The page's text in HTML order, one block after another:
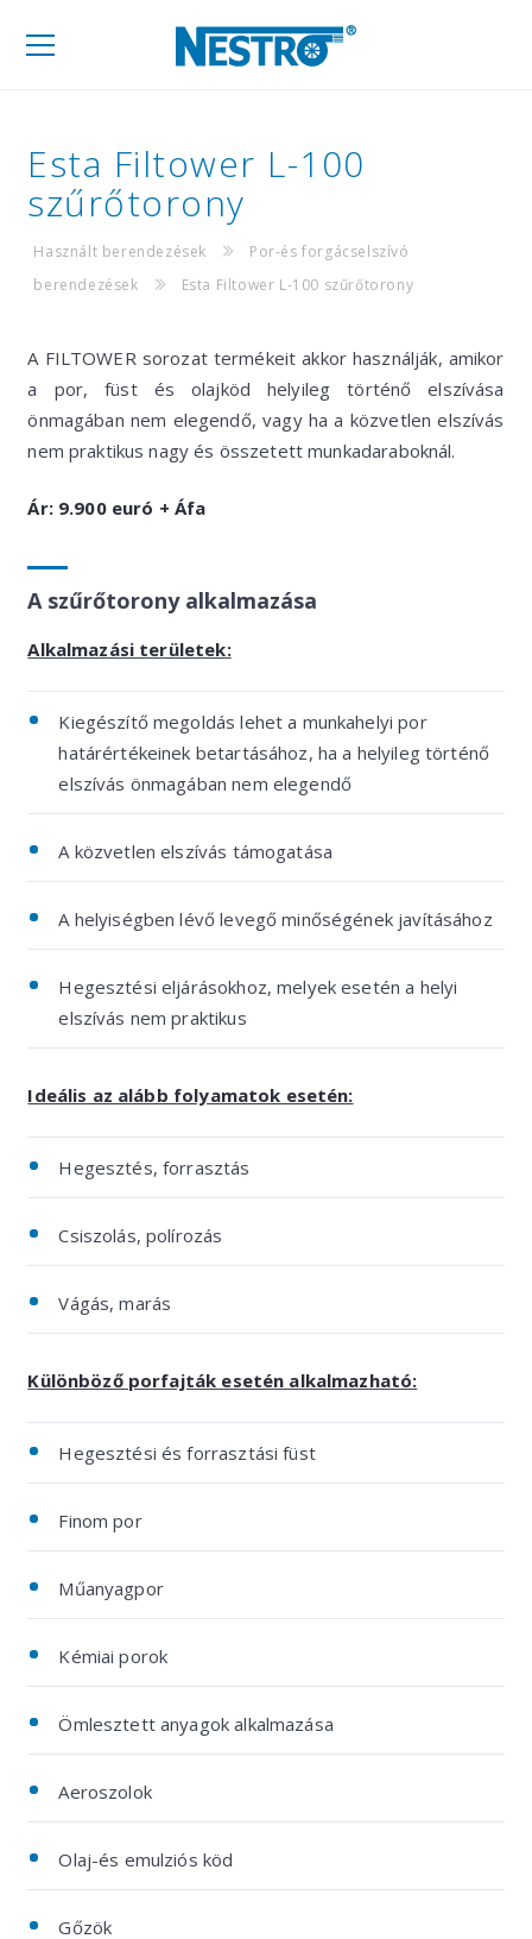
Mobil
Esta Filtower L-100
szűrőtorony
Használt berendezések
Por-és forgácselszívó
berendezések
Esta Filtower L-100 szűrőtorony
A FILTOWER sorozat termékeit akkor használják, amikor
a por, füst és olajköd helyileg történő elszívása
önmagában nem elegendő, vagy ha a közvetlen elszívás
nem praktikus nagy és összetett munkadaraboknál.
Ár: 9.900 euró + Áfa
A szűrőtorony alkalmazása
Alkalmazási területek:
Kiegészítő megoldás lehet a munkahelyi por
határértékeinek betartásához, ha a helyileg történő
elszívás önmagában nem elegendő
A közvetlen elszívás támogatása
A helyiségben lévő levegő minőségének javításához
Hegesztési eljárásokhoz, melyek esetén a helyi
elszívás nem praktikus
Ideális az alább folyamatok esetén:
Hegesztés, forrasztás
Csiszolás, polírozás
Vágás, marás
Különböző porfajták esetén alkalmazható:
Hegesztési és forrasztási füst
Finom por
Műanyagpor
Kémiai porok
Ömlesztett anyagok alkalmazása
Aeroszolok
Olaj-és emulziós köd
Gőzök